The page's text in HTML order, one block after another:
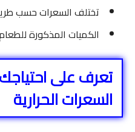
تختلف السعرات حسب
الكميات المذكورة
تعرف على
السعرات الحرارية